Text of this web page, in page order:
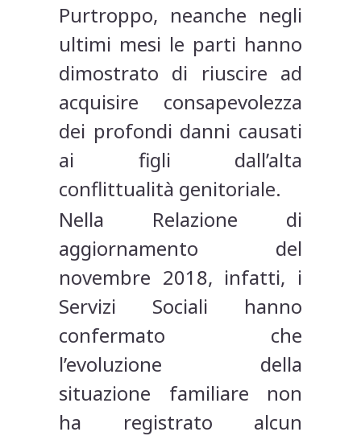
Purtroppo, neanche negli
ultimi mesi le parti hanno
dimostrato di riuscire ad
acquisire consapevolezza
dei profondi danni causati
ai figli dall’alta
conflittualità genitoriale.
Nella Relazione di
aggiornamento del
novembre 2018, infatti, i
Servizi Sociali hanno
confermato che
l’evoluzione della
situazione familiare non
ha registrato alcun